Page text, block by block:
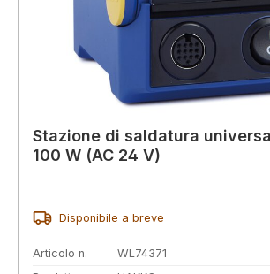
Stazione di saldatura
100 W (AC 24 V)
Disponibile a breve
Articolo n.
WL74371